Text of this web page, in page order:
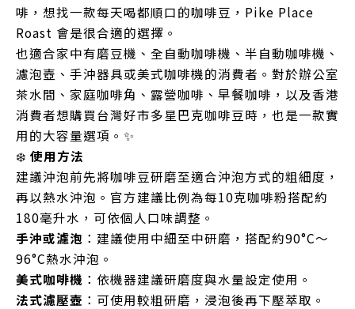
啡，想找一款每天喝都順口的咖啡豆，Pike Place
Roast 會是很合適的選擇。
也適合家中有磨豆機、全自動咖啡機、半自動咖啡機、
濾泡壺、手沖器具或美式咖啡機的消費者。對於辦公室
茶水間、家庭咖啡角、露營咖啡、早餐咖啡，以及香港
消費者想購買台灣好市多星巴克咖啡豆時，也是一款實
用的大容量選項。✨
❄️ 使用方法
建議沖泡前先將咖啡豆研磨至適合沖泡方式的粗細度，
再以熱水沖泡。官方建議比例為每10克咖啡粉搭配約
180毫升水，可依個人口味調整。
手沖或濾泡 ：建議使用中細至中研磨，搭配約90°C～
96°C熱水沖泡。
美式咖啡機 ：依機器建議研磨度與水量設定使用。
法式濾壓壺 ：可使用較粗研磨，浸泡後再下壓萃取。